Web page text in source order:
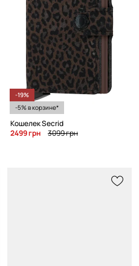
-19%
-5% в корзине*
Кошелек Secrid
2499 грн
3099 грн